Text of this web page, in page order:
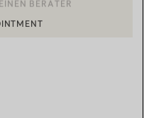
ODER EINEN